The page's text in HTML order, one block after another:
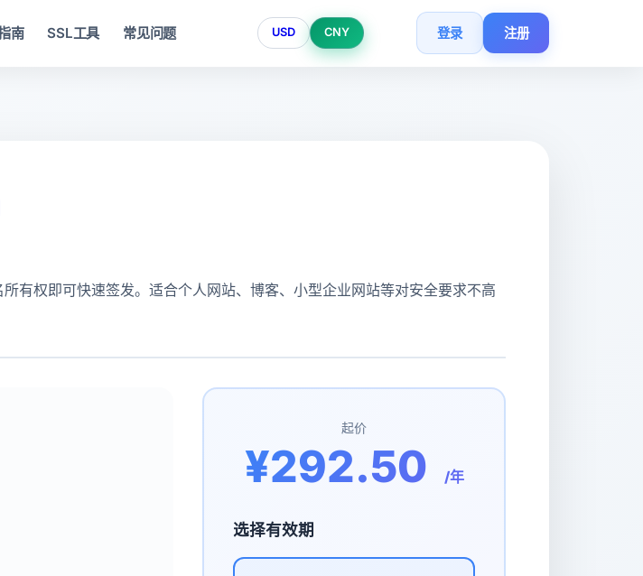
南 SSL工具 常见问题 USD CNY 登录 注册
有权即可快速签发。适合个人网站、博客、小型企业网站等对安全要求不高
起价
¥292.50 /年
选择有效期